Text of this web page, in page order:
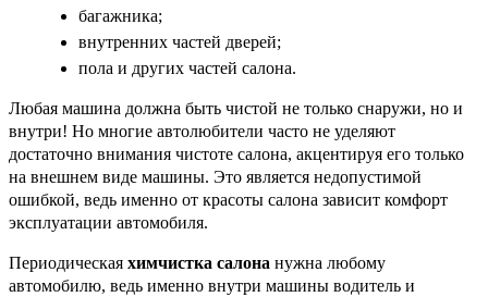
багажника;
внутренних частей дверей;
пола и других частей салона.
Любая машина должна быть чистой не только снаружи, но и
внутри! Но многие автолюбители часто не уделяют
достаточно внимания чистоте салона, акцентируя его только
на внешнем виде машины. Это является недопустимой
ошибкой, ведь именно от красоты салона зависит комфорт
эксплуатации автомобиля.
Периодическая химчистка салона нужна любому
автомобилю, ведь именно внутри машины водитель и